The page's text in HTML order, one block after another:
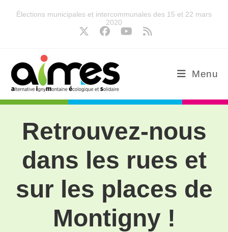
Élections municipales et intercommunales des 15 et 22 mars
2020
Menu
Retrouvez-nous
dans les rues et
sur les places de
Montigny !